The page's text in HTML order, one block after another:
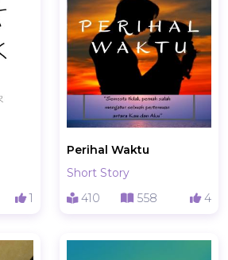
1
Perihal Waktu
Short Story
410
558 4